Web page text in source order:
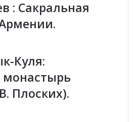
л
ё
р
ц
х
: Сакральная
Куля:
Плоских).